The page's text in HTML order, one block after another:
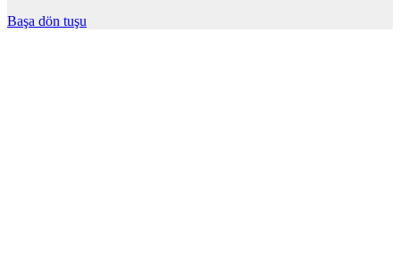
Başa dön tuşu